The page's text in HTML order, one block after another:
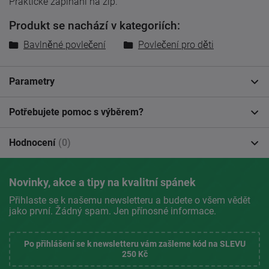
Produkt se nachází v kategoriích:
Bavlněné povlečení Povlečení pro děti
Parametry
Potřebujete pomoc s výběrem?
Hodnocení (0)
Novinky, akce a tipy na kvalitní spánek
Přihlaste se k našemu newsletteru a budete o všem vědět
jako první. Žádný spam. Jen přínosné informace.
Po přihlášení se k newsletteru vám zašleme kód na SLEVU
250 Kč